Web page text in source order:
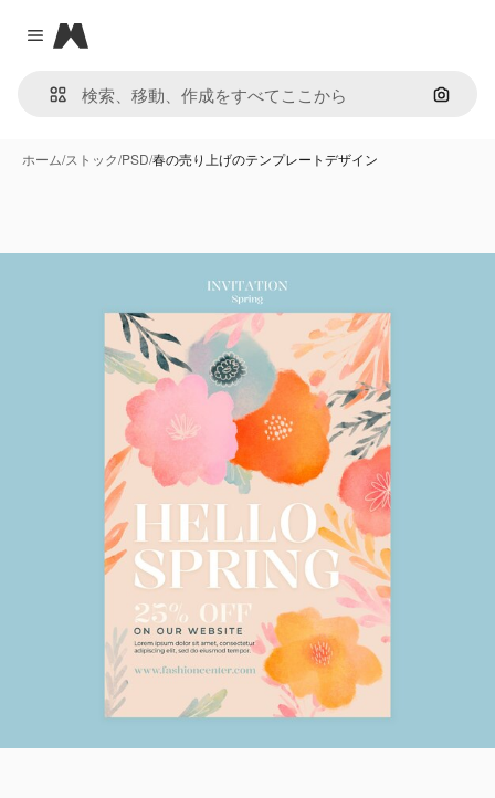
Close menu
Magnific
画像で
ホーム/ストック/PSD/春の売り上げのテンプレートデザイン